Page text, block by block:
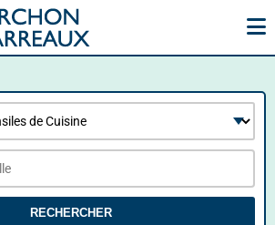
RECHERCHER